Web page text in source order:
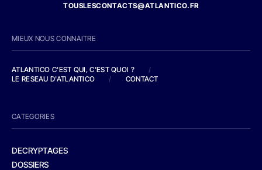
TOUSLESCONTACTS@ATLANTICO.FR
MIEUX NOUS CONNAITRE
ATLANTICO C'EST QUI, C'EST QUOI ?
/
LE RESEAU D'ATLANTICO
/ CONTACT
CATEGORIES
DECRYPTAGES
DOSSIERS